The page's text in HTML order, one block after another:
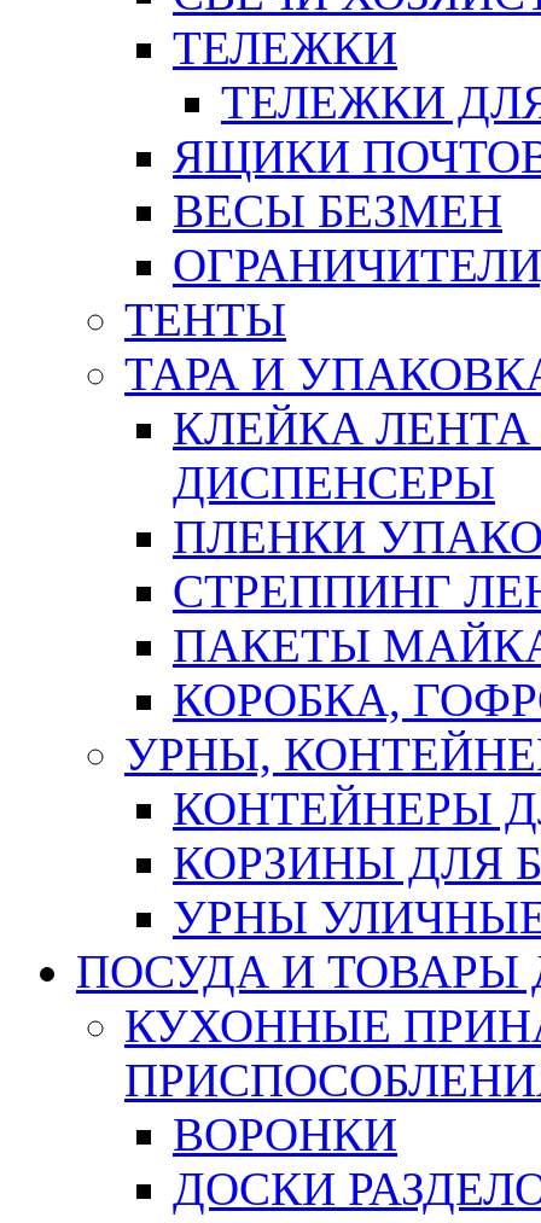
ТЕЛЕЖКИ
ТЕЛЕЖКИ
ЯЩИКИ
ВЕСЫ БЕЗМЕН
ТЕНТЫ
ТАРА И
КЛЕЙКА
ДИСПЕНСЕРЫ
ПЛЕНКИ
СТРЕППИНГ
ПАКЕТЫ
КОРОБКА,
УРНЫ,
КОНТЕЙНЕРЫ
КОРЗИНЫ ДЛЯ
УРНЫ
ПОСУДА И ТОВАРЫ
КУХОННЫЕ
ВОРОНКИ
ДОСКИ